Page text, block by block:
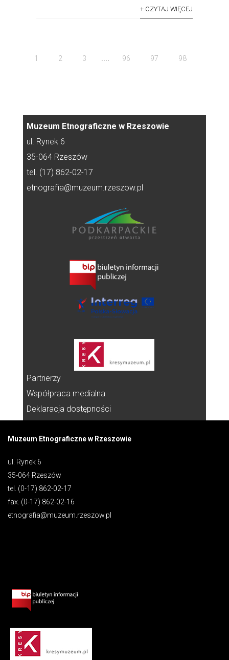
+ CZYTAJ WIĘCEJ
1 2 3 .... 96 97 98
Muzeum Etnograficzne w Rzeszowie
ul. Rynek 6
35-064 Rzeszów
tel. (17) 862-02-17
etnografia@muzeum.rzeszow.pl
Partnerzy
Współpraca medialna
Deklaracja dostępności
Muzeum Etnograficzne w Rzeszowie
ul. Rynek 6
35-064 Rzeszów
tel. (0-17) 862-02-17
fax. (0-17) 862-02-16
etnografia@muzeum.rzeszow.pl